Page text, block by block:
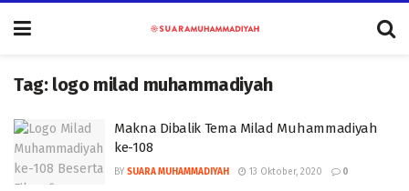
Tag: logo milad muhammadiyah
Makna Dibalik Tema Milad Muhammadiyah
ke-108
BY SUARA MUHAMMADIYAH 13 Oktober, 2020 0